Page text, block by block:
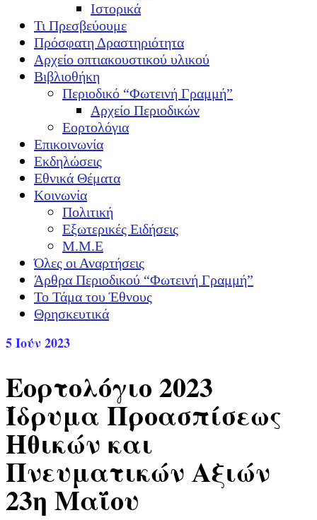
Ιστορικά
Τι Πρεσβεύουμε
Πρόσφατη Δραστηριότητα
Αρχείο οπτιακουστικού υλικού
Βιβλιοθήκη
Περιοδικό “Φωτεινή Γραμμή”
Αρχείο Περιοδικών
Εορτολόγια
Επικοινωνία
Εκδηλώσεις
Εθνικά Θέματα
Κοινωνία
Πολιτική
Εξωτερικές Ειδήσεις
Μ.Μ.Ε
Όλες οι Αναρτήσεις
Άρθρα Περιοδικού “Φωτεινή Γραμμή”
Το Τάμα του Έθνους
Θρησκευτικά
5Ιούν 2023
Εορτολόγιο 2023
Ίδρυμα Προασπίσεως
Ηθικών και
Πνευματικών Αξιών
23η Μαΐου